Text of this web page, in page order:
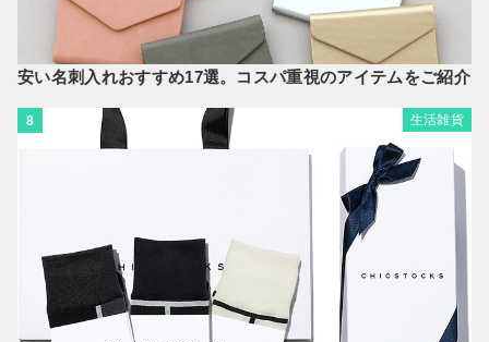
安い名刺入れおすすめ17選。コスパ重視のアイテムをご紹介
8 生活雑貨